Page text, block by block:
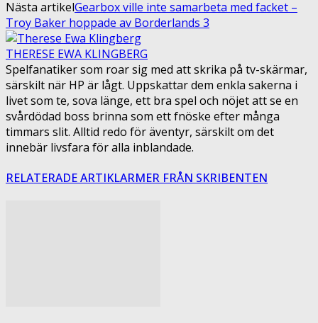
Nästa artikelGearbox ville inte samarbeta med facket –
Troy Baker hoppade av Borderlands 3
THERESE EWA KLINGBERG
Spelfanatiker som roar sig med att skrika på tv-skärmar,
särskilt när HP är lågt. Uppskattar dem enkla sakerna i
livet som te, sova länge, ett bra spel och nöjet att se en
svårdödad boss brinna som ett fnöske efter många
timmars slit. Alltid redo för äventyr, särskilt om det
innebär livsfara för alla inblandade.
RELATERADE ARTIKLARMER FRÅN SKRIBENTEN